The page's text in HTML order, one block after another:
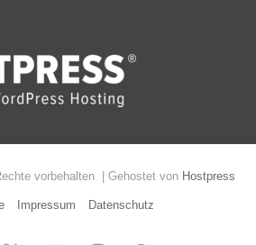
vorbehalten | Gehostet von Hostpress
Impressum Datenschutz